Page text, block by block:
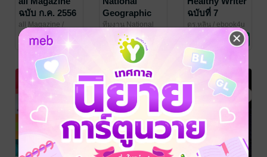
ฉบับ ก.ค. 2556
all Magazine /
BookSmileShop
นิตยสารความรู้
1 Rating
Geographic
No. 213
ทีมงาน National
Geographic /
Amarin Magazine
นิตยสารความรู้
2 Rating
ฉบับที่ 7
ดร.หลิน / ebook4u
นิตยสารความรู้
No Rating